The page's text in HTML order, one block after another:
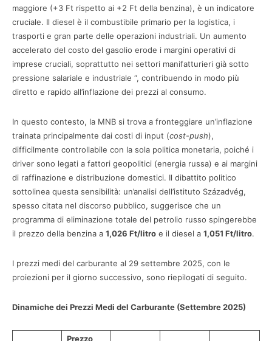
maggiore (+3 Ft rispetto ai +2 Ft della benzina), è un indicatore
cruciale. Il diesel è il combustibile primario per la logistica, i
trasporti e gran parte delle operazioni industriali. Un aumento
accelerato del costo del gasolio erode i margini operativi di
imprese cruciali, soprattutto nei settori manifatturieri già sotto
pressione salariale e industriale “, contribuendo in modo più
diretto e rapido all’inflazione dei prezzi al consumo.
In questo contesto, la MNB si trova a fronteggiare un’inflazione
trainata principalmente dai costi di input (cost-push),
difficilmente controllabile con la sola politica monetaria, poiché i
driver sono legati a fattori geopolitici (energia russa) e ai margini
di raffinazione e distribuzione domestici. Il dibattito politico
sottolinea questa sensibilità: un’analisi dell’istituto Századvég,
spesso citata nel discorso pubblico, suggerisce che un
programma di eliminazione totale del petrolio russo spingerebbe
il prezzo della benzina a 1,026 Ft/litro e il diesel a 1,051 Ft/litro.
I prezzi medi del carburante al 29 settembre 2025, con le
proiezioni per il giorno successivo, sono riepilogati di seguito.
Dinamiche dei Prezzi Medi del Carburante (Settembre 2025)
Prezzo